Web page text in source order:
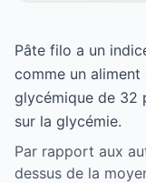
Pâte filo a un
comme un aliment
glycémique de 32
sur la glycémie.
Par rapport aux
dessus de la